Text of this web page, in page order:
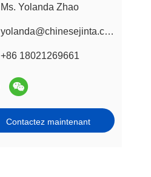
Ms. Yolanda Zhao
yolanda@chinesejinta.com
+86 18021269661
Contactez maintenant